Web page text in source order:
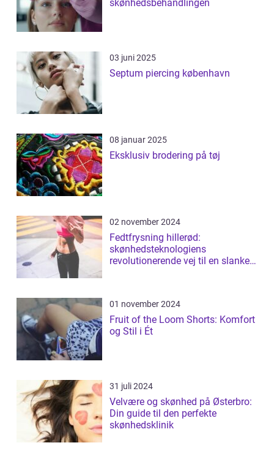
skønhedsbehandlingen
03 juni 2025
Septum piercing københavn
08 januar 2025
Eksklusiv brodering på tøj
02 november 2024
Fedtfrysning hillerød:
skønhedsteknologiens
revolutionerende vej til en slankere
01 november 2024
Fruit of the Loom Shorts: Komfort
og Stil i Ét
31 juli 2024
Velvære og skønhed på Østerbro:
Din guide til den perfekte
skønhedsklinik